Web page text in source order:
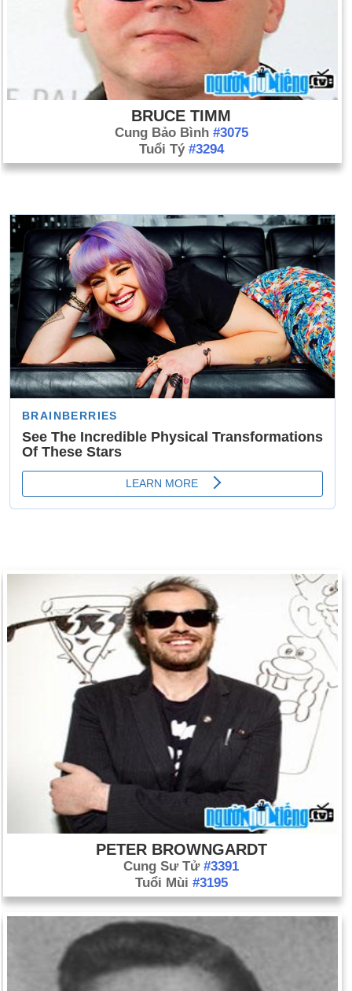
BRUCE TIMM
Cung Bảo Bình #3075
Tuổi Tý #3294
PETER BROWNGARDT
Cung Sư Tử #3391
Tuổi Mùi #3195